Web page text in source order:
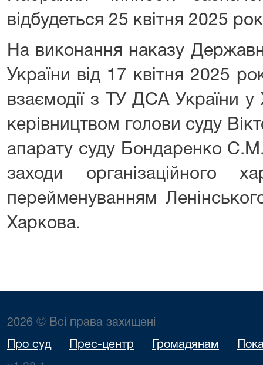
відбудеться 25 квітня 2025
На виконання наказу
України від 17 квітня 2025
взаємодії з ТУ ДСА України у
керівництвом голови суду
апарату суду Бондаренко С.М.
заходи організаційного
перейменуванням
Харкова.
2026 © Всі права захищені
Про суд Прес-центр Громадянам